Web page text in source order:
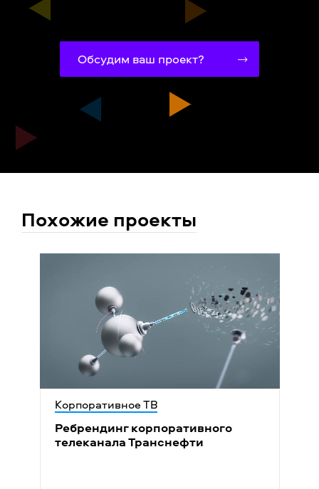
Обсудим ваш проект?
Похожие проекты
Корпоративное ТВ
Ребрендинг корпоративного
телеканала Транснефти